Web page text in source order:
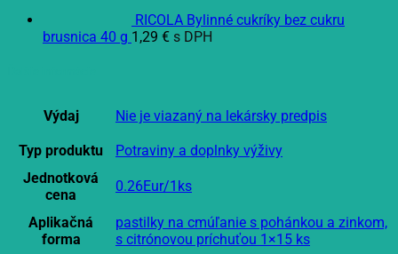
RICOLA Bylinné cukríky bez cukru
brusnica 40 g 1,29 € s DPH
Výdaj Nie je viazaný na lekársky predpis
Typ produktu
Potraviny a doplnky výživy
Jednotková
cena
0.26Eur/1ks
Aplikačná
forma
pastilky na cmúľanie s pohánkou a zinkom,
s citrónovou príchuťou 1×15 ks